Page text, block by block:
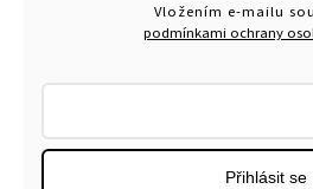
Vložením e-mailu
podmínkami ochrany
Přihlásit se